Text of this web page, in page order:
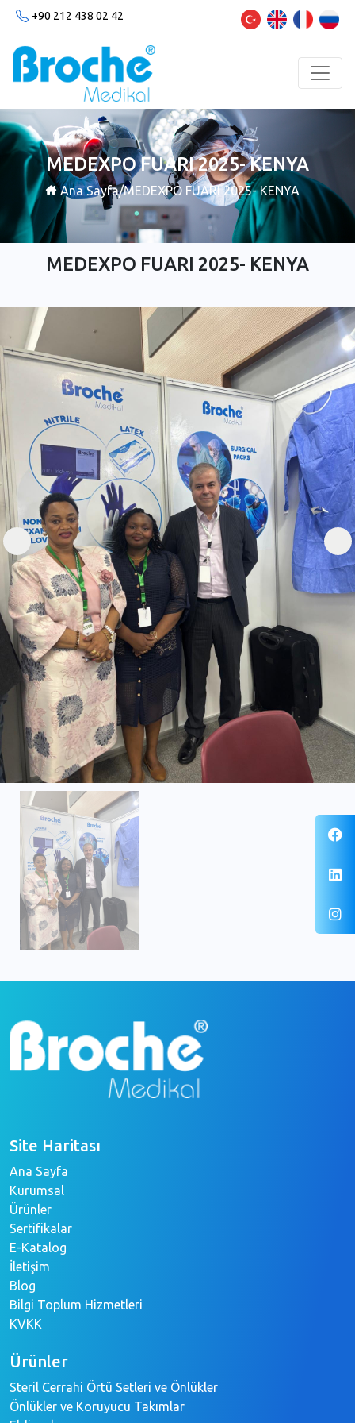
+90 212 438 02 42
MEDEXPO FUARI 2025- KENYA
Ana Sayfa/MEDEXPO FUARI 2025- KENYA
MEDEXPO FUARI 2025- KENYA
Site Haritası
Ana Sayfa
Kurumsal
Ürünler
Sertifikalar
E-Katalog
İletişim
Blog
Bilgi Toplum Hizmetleri
KVKK
Ürünler
Steril Cerrahi Örtü Setleri ve Önlükler
Önlükler ve Koruyucu Takımlar